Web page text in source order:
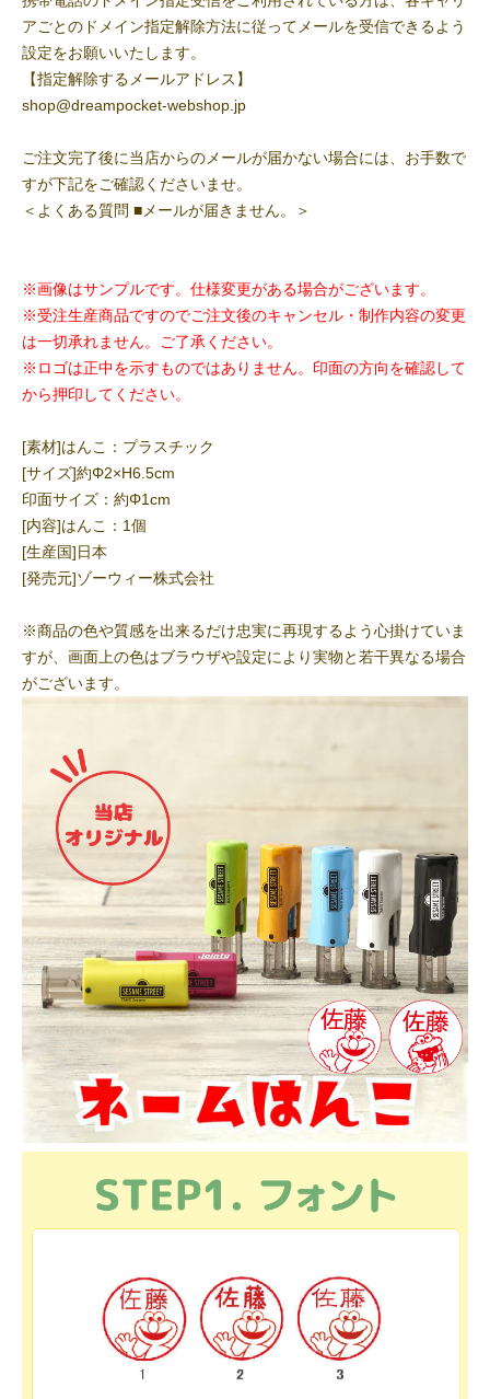
アごとのドメイン指定解除方法に従ってメールを受信できるよう
設定をお願いいたします。
【指定解除するメールアドレス】
shop@dreampocket-webshop.jp
ご注文完了後に当店からのメールが届かない場合には、お手数で
すが下記をご確認くださいませ。
＜よくある質問 ■メールが届きません。＞
※画像はサンプルです。仕様変更がある場合がございます。
※受注生産商品ですのでご注文後のキャンセル・制作内容の変更
は一切承れません。ご了承ください。
※ロゴは正中を示すものではありません。印面の方向を確認して
から押印してください。
[素材]はんこ：プラスチック
[サイズ]約Φ2×H6.5cm
印面サイズ：約Φ1cm
[内容]はんこ：1個
[生産国]日本
[発売元]ゾーウィー株式会社
※商品の色や質感を出来るだけ忠実に再現するよう心掛けていま
すが、画面上の色はブラウザや設定により実物と若干異なる場合
がございます。